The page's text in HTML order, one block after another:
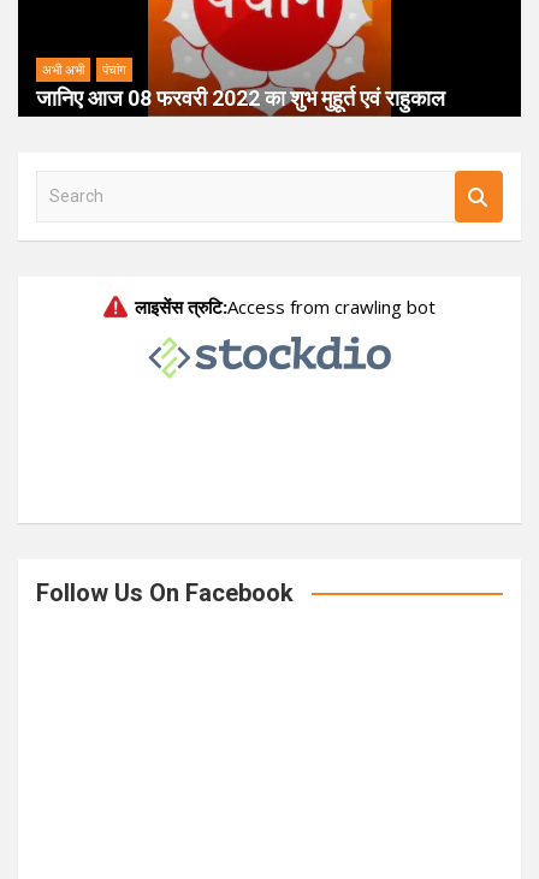
अभी अभी पंचांग
जानिए आज 08 फरवरी 2022 का शुभ मुहूर्त एवं राहुकाल
a
Follow Us On Facebook